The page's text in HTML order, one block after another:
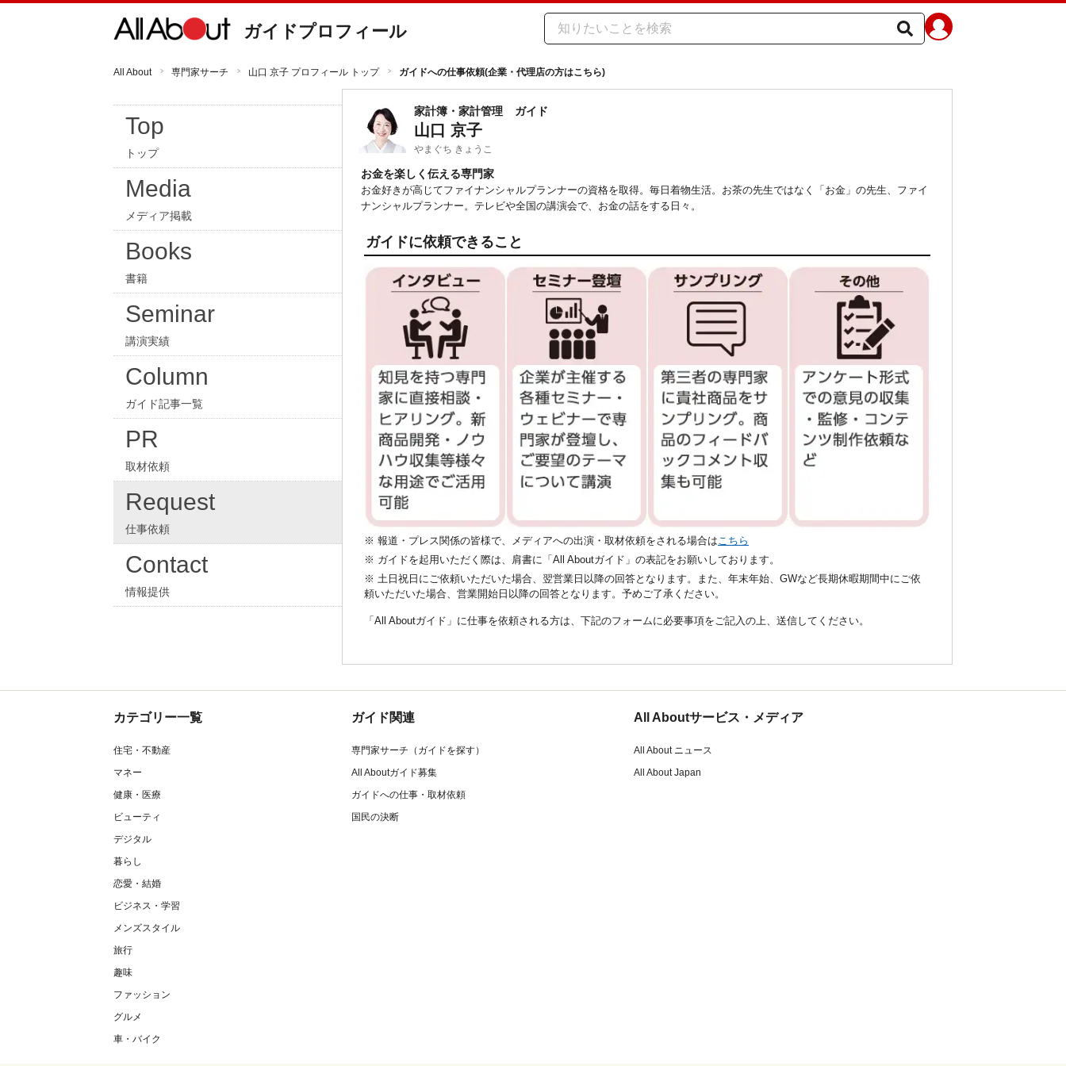
ガイドプロフィール
All About 専門家サーチ 山口 京子 プロフィール トップ ガイドへの仕事依頼(企業・代理店の方はこちら)
Top
トップ
Media
メディア掲載
Books
書籍
Seminar
講演実績
Column
ガイド記事一覧
PR
取材依頼
Request
仕事依頼
Contact
情報提供
家計簿・家計管理 ガイド
山口 京子
やまぐち きょうこ
お金を楽しく伝える専門家
お金好きが高じてファイナンシャルプランナーの資格を取得。毎日着物生活。お茶の先生ではなく「お金」の先生、ファイ
ナンシャルプランナー。テレビや全国の講演会で、お金の話をする日々。
ガイドに依頼できること
※ 報道・プレス関係の皆様で、メディアへの出演・取材依頼をされる場合は こちら
※ ガイドを起用いただく際は、肩書に「All Aboutガイド」の表記をお願いしております。
※ 土日祝日にご依頼いただいた場合、翌営業日以降の回答となります。また、年末年始、GWなど長期休暇期間中にご依
頼いただいた場合、営業開始日以降の回答となります。予めご了承ください。
「All Aboutガイド」に仕事を依頼される方は、下記のフォームに必要事項をご記入の上、送信してください。
カテゴリー一覧
住宅・不動産
マネー
健康・医療
ビューティ
デジタル
暮らし
恋愛・結婚
ビジネス・学習
メンズスタイル
旅行
趣味
ファッション
グルメ
車・バイク
ガイド関連
専門家サーチ（ガイドを探す）
All Aboutガイド募集
ガイドへの仕事・取材依頼
国民の決断
All Aboutサービス・メディア
All About ニュース
All About Japan